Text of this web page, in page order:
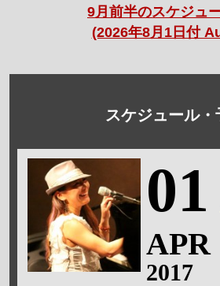
9月前半のスケジュ
(2026年8月1日付
スケジュール・
01
APR
2017